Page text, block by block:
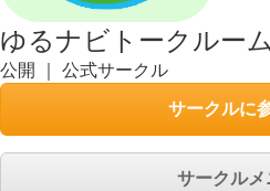
ゆるナビトークルーム
公開 公式サークル
サークルに
サークルメ